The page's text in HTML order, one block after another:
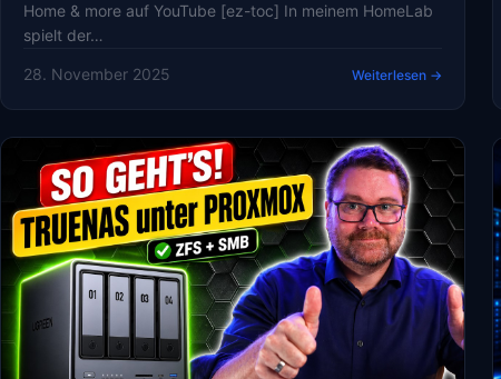
Home & more auf YouTube [ez-toc] In meinem HomeLab
spielt der…
28. November 2025 Weiterlesen →